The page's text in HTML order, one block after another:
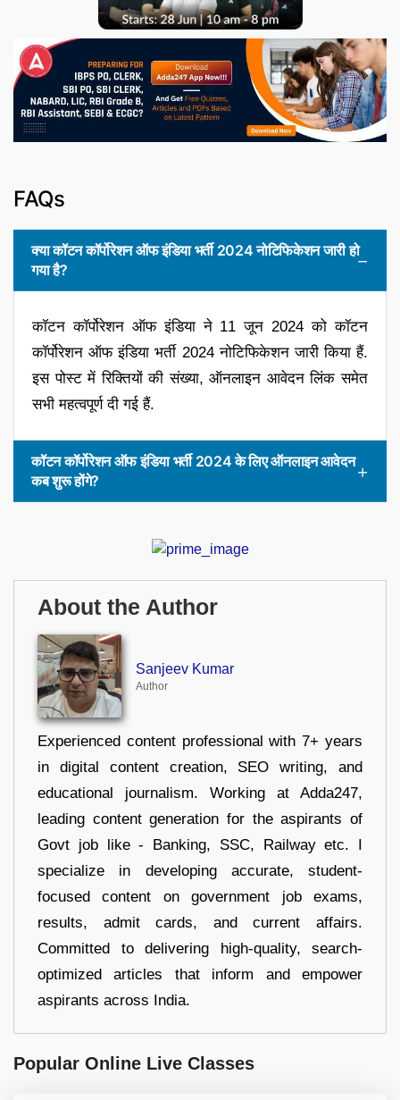
FAQs
क्या कॉटन कॉर्पोरेशन ऑफ इंडिया भर्ती 2024 नोटिफिकेशन जारी हो
गया है?
कॉटन कॉर्पोरेशन ऑफ इंडिया ने 11 जून 2024 को कॉटन
कॉर्पोरेशन ऑफ इंडिया भर्ती 2024 नोटिफिकेशन जारी किया हैं.
इस पोस्ट में रिक्तियों की संख्या, ऑनलाइन आवेदन लिंक समेत
सभी महत्वपूर्ण दी गई हैं.
कॉटन कॉर्पोरेशन ऑफ इंडिया भर्ती 2024 के लिए ऑनलाइन आवेदन
कब शुरू होंगे?
About the Author
Sanjeev Kumar
Author
Experienced content professional with 7+ years
in digital content creation, SEO writing, and
educational journalism. Working at Adda247,
leading content generation for the aspirants of
Govt job like - Banking, SSC, Railway etc. I
specialize in developing accurate, student-
focused content on government job exams,
results, admit cards, and current affairs.
Committed to delivering high-quality, search-
optimized articles that inform and empower
aspirants across India.
Popular Online Live Classes